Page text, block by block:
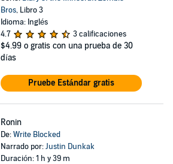
Bros, Libro 3
Idioma: Inglés
4.7
3 calificaciones
$4.99 o gratis con una prueba de 30
días
Pruebe Estándar gratis
Ronin
De:Write Blocked
Narrado por:Justin Dunkak
Duración: 1 h y 39 m